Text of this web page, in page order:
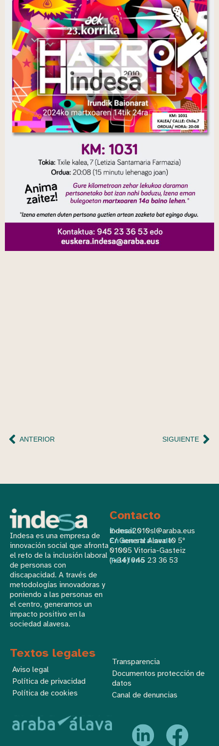
ANTERIOR SIGUIENTE
Indesa es una empresa de
innovación social que afronta
el reto de la inclusión laboral
de personas con
discapacidad. A través de
metodologías innovadoras y
poniendo a las personas en
el centro, generamos un
impacto positivo en la
sociedad alavesa.
Contacto
E-mail
indesa2010sl@araba.eus
En nuestra sede
C/ General Alava 10 5º
01005 Vitoria-Gasteiz
Teléfono
(+34) 945 23 36 53
Textos legales
Aviso legal
Política de privacidad
Política de cookies
Transparencia
Documentos protección de
datos
Canal de denuncias